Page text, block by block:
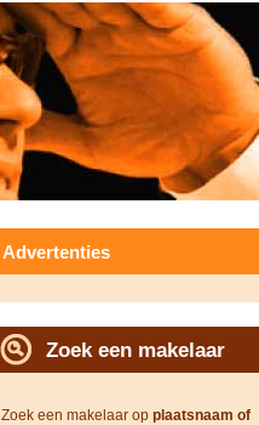
Advertenties
Zoek een makelaar
Zoek een makelaar op plaatsnaam of